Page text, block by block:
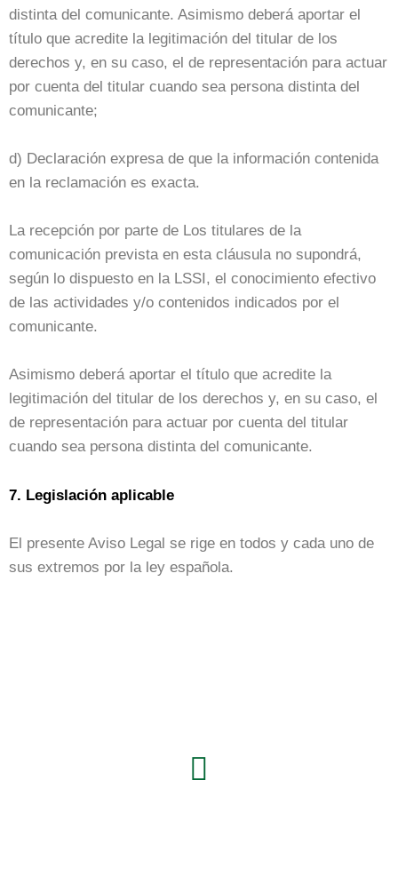
distinta del comunicante. Asimismo deberá aportar el
título que acredite la legitimación del titular de los
derechos y, en su caso, el de representación para actuar
por cuenta del titular cuando sea persona distinta del
comunicante;
d) Declaración expresa de que la información contenida
en la reclamación es exacta.
La recepción por parte de Los titulares de la
comunicación prevista en esta cláusula no supondrá,
según lo dispuesto en la LSSI, el conocimiento efectivo
de las actividades y/o contenidos indicados por el
comunicante.
Asimismo deberá aportar el título que acredite la
legitimación del titular de los derechos y, en su caso, el
de representación para actuar por cuenta del titular
cuando sea persona distinta del comunicante.
7. Legislación aplicable
El presente Aviso Legal se rige en todos y cada uno de
sus extremos por la ley española.
L
i